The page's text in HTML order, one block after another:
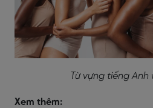
Từ vựng tiếng
Xem thêm: